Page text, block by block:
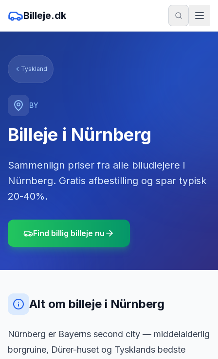
Billeje.dk
Tyskland
BY
Billeje i Nürnberg
Sammenlign priser fra alle biludlejere i
Nürnberg. Gratis afbestilling og spar typisk
20-40%.
Find billig billeje nu
Alt om billeje i Nürnberg
Nürnberg er Bayerns second city — middelalderlig
borgruine, Dürer-huset og Tysklands bedste